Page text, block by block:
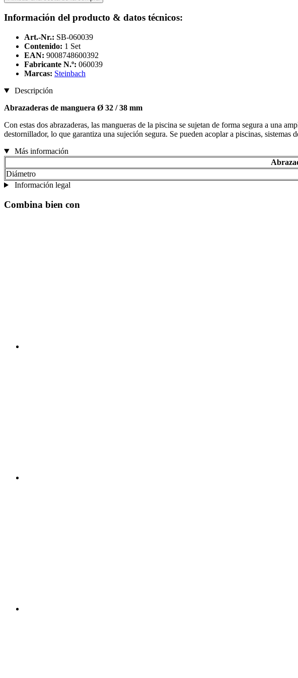
Información del producto & datos técnicos:
Art.-Nr.: SB-060039
Contenido: 1 Set
EAN: 9008748600392
Fabricante N.º: 060039
Marcas: Steinbach
Descripción
Abrazaderas de manguera Ø 32 / 38 mm
Con estas dos abrazaderas, las mangueras de la piscina se sujetan de forma segura a una
destornillador, lo que garantiza una sujeción segura. Se pueden acoplar a piscinas,
Más información
Diámetro
Información legal
Combina bien con